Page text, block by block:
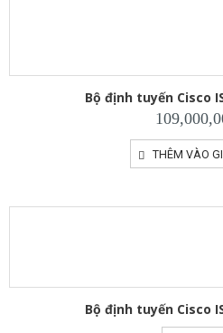
Bộ định tuyến Cisco
THÊM VÀO
Bộ định tuyến Cisco